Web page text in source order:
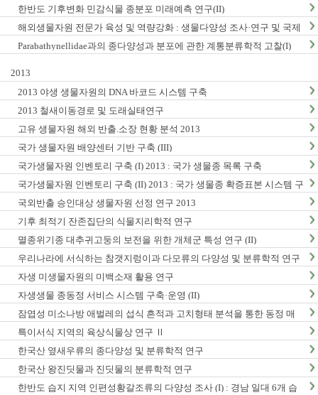
한반도 기후변화 민감식물 종분포 미래예측 연구(II)
해외생물자원 전문가 육성 및 역량강화 : 생물다양성 조사·연구 및 국제
협력
Parabathynellidae과의 종다양성과 분포에 관한 계통분류학적 고찰(I)
2013
2013 야생 생물자원의 DNA 바코드 시스템 구축
2013 철새이동경로 및 도래실태연구
고유 생물자원 해외 반출.소장 현황 분석 2013
국가 생물자원 배양센터 기반 구축 (III)
국가생물자원 인벤토리 구축 (I) 2013 : 국가 생물종 목록 구축
국가생물자원 인벤토리 구축 (II) 2013 : 국가 생물종 확증표본 시스템 구
축
국외반출 승인대상 생물자원 선정 연구 2013
기후 최적기 잔존집단의 식물지리학적 연구
멸종위기종 대추귀고둥의 보전을 위한 개체군 특성 연구 (II)
우리나라에 서식하는 참갯지렁이과 다모류의 다양성 및 분류학적 연구
(I)
자생 미생물자원의 미백소재 활용 연구
자생생물 종동정 서비스 시스템 구축·운영 (II)
잠엽성 미소나방 애벌레의 섭식 흔적과 고치형태 분석을 통한 동정 매
뉴얼 개발 및 생활사 연구
특이서식 지역의 육상식물상 연구 Ⅱ
한국산 옆새우류의 종다양성 및 분류학적 연구
한국산 왕진딧물과 진딧물의 분류학적 연구
한반도 습지 지역 인편성황갈조류의 다양성 조사 (I) : 경남 일대 6개 습